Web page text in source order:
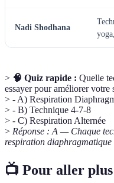
Nadi Shodhana
> 🧠 Quiz rapide : Quelle
essayer pour améliorer votre
> - A) Respiration
> - B) Technique 4-7-8
> - C) Respiration Alternée
> Réponse : A — Chaque
respiration diaphragmatique
📺 Pour aller